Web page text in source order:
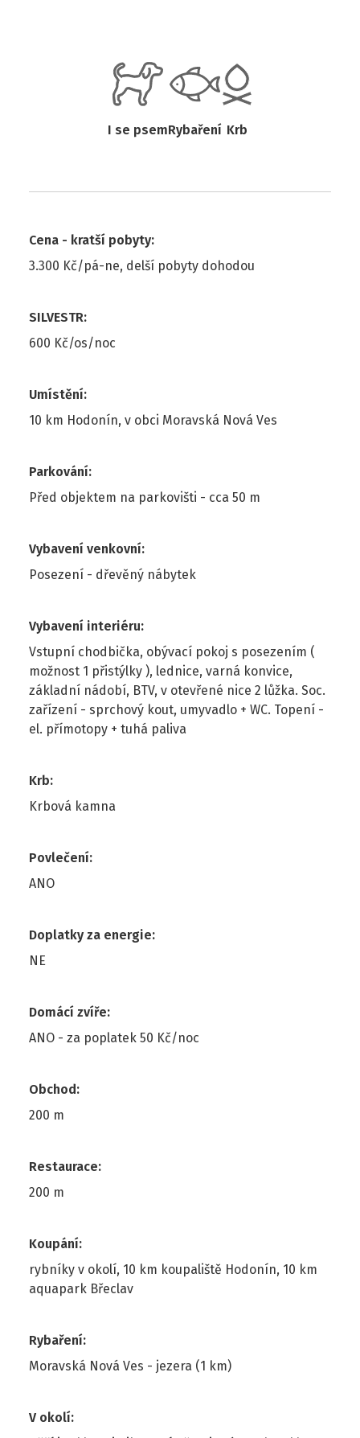
I se psemRybaření Krb
Cena - kratší pobyty:
3.300 Kč/pá-ne, delší pobyty dohodou
SILVESTR:
600 Kč/os/noc
Umístění:
10 km Hodonín, v obci Moravská Nová Ves
Parkování:
Před objektem na parkovišti - cca 50 m
Vybavení venkovní:
Posezení - dřevěný nábytek
Vybavení interiéru:
Vstupní chodbička, obývací pokoj s posezením (
možnost 1 přistýlky ), lednice, varná konvice,
základní nádobí, BTV, v otevřené nice 2 lůžka. Soc.
zařízení - sprchový kout, umyvadlo + WC. Topení -
el. přímotopy + tuhá paliva
Krb:
Krbová kamna
Povlečení:
ANO
Doplatky za energie:
NE
Domácí zvíře:
ANO - za poplatek 50 Kč/noc
Obchod:
200 m
Restaurace:
200 m
Koupání:
rybníky v okolí, 10 km koupaliště Hodonín, 10 km
aquapark Břeclav
Rybaření:
Moravská Nová Ves - jezera (1 km)
V okolí: